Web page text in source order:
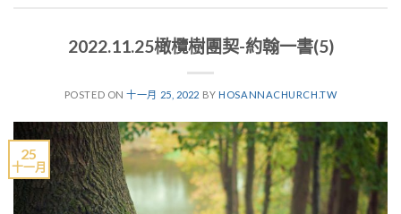
2022.11.25橄欖樹團契-約翰一書(5)
POSTED ON十一月 25, 2022 BYHOSANNACHURCH.TW
25
十一月